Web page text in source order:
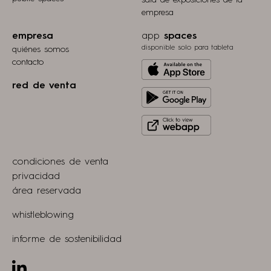
empresa
empresa
quiénes somos
contacto
red de venta
app spaces
disponible solo para tableta
from
store
it
Play
to
condiciones de venta
privacidad
área reservada
whistleblowing
informe de sostenibilidad
Linkedin